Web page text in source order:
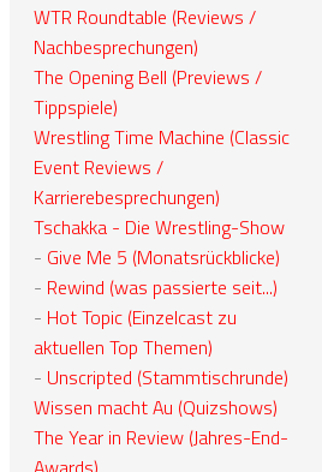
WTR Roundtable (Reviews /
Nachbesprechungen)
The Opening Bell (Previews /
Tippspiele)
Wrestling Time Machine (Classic
Event Reviews /
Karrierebesprechungen)
Tschakka - Die Wrestling-Show
- Give Me 5 (Monatsrückblicke)
- Rewind (was passierte seit...)
- Hot Topic (Einzelcast zu
aktuellen Top Themen)
- Unscripted (Stammtischrunde)
Wissen macht Au (Quizshows)
The Year in Review (Jahres-End-